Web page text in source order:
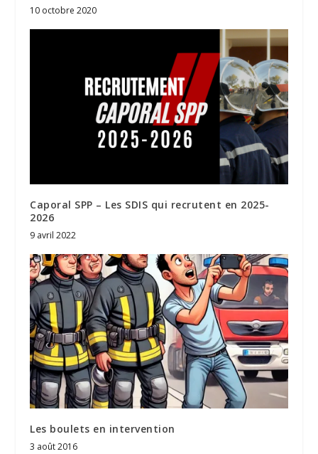
10 octobre 2020
Caporal SPP – Les SDIS qui recrutent en 2025-
2026
9 avril 2022
Les boulets en intervention
3 août 2016